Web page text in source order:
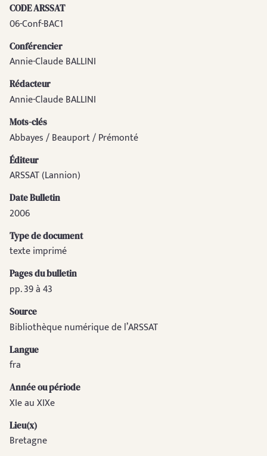
CODE ARSSAT
06-Conf-BAC1
Conférencier
Annie-Claude BALLINI
Rédacteur
Annie-Claude BALLINI
Mots-clés
Abbayes / Beauport / Prémonté
Éditeur
ARSSAT (Lannion)
Date Bulletin
2006
Type de document
texte imprimé
Pages du bulletin
pp. 39 à 43
Source
Bibliothèque numérique de l’ARSSAT
Langue
fra
Année ou période
XIe au XIXe
Lieu(x)
Bretagne